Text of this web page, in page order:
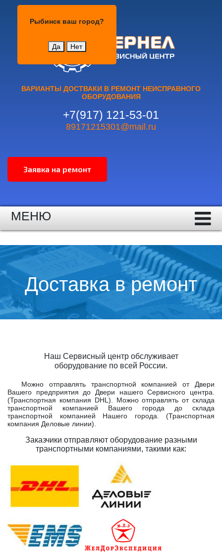
Рыбинск ваш город?
Да Нет
ВАРИАНТЫ ДОСТВАКИ В РЕМОНТ НЕИСПРАВНОГО
ОБОРУДОВАНИЯ
+7(917) 121-53-01
89171215301@mail.ru
МЕНЮ
Доставка в ремонт
Наш Сервисный центр обслуживает
оборудование по всей России.
Можно отправлять транспортной компанией от Двери
Вашего предприятия до Двери нашего Сервисного центра.
(Транспортная компания DHL). Можно отправлять от склада
транспортной компанией Вашего города до склада
транспортной компанией Нашего города. (Транспортная
компания Деловые линии).
Заказчики отправляют оборудование разными
транспортными компаниями, такими как: